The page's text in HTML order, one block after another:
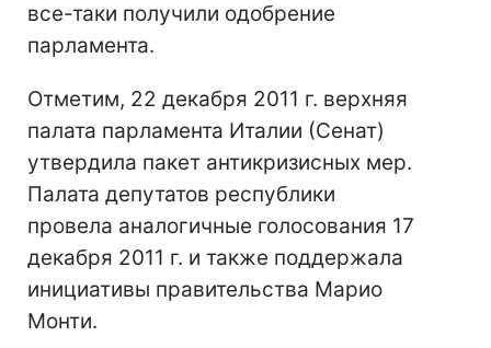
все-таки получили одобрение
парламента.
Отметим, 22 декабря 2011 г. верхняя
палата парламента Италии (Сенат)
утвердила пакет антикризисных мер.
Палата депутатов республики
провела аналогичные голосования 17
декабря 2011 г. и также поддержала
инициативы правительства Марио
Монти.